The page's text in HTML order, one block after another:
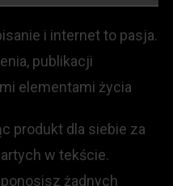
i internet to pasja.
publikacji
elementami życia
produkt dla siebie za
w tekście.
żadnych